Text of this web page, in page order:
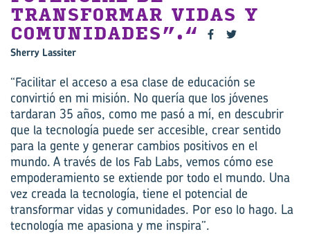
TRANSFORMAR VIDAS Y
COMUNIDADES”.
Sherry Lassiter
“Facilitar el acceso a esa clase de educación se
convirtió en mi misión. No quería que los jóvenes
tardaran 35 años, como me pasó a mí, en descubrir
que la tecnología puede ser accesible, crear sentido
para la gente y generar cambios positivos en el
mundo. A través de los Fab Labs, vemos cómo ese
empoderamiento se extiende por todo el mundo. Una
vez creada la tecnología, tiene el potencial de
transformar vidas y comunidades. Por eso lo hago. La
tecnología me apasiona y me inspira”.